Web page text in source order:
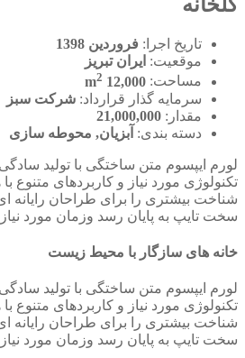
گلخانه
تاریخ اجرا: فروردین 1398
موقعیت: ایران تبریز
مساحت: 12,000 m
2
سرمایه گذار قرارداد: شرکت سبز
مقدار: 21,000,000
دسته بندی: آبزیان, محوطه سازی
لورم ایپسوم متن ساختگی با تولید
تکنولوژی مورد نیاز و کاربردهای
شناخت بیشتری را برای طراحان
سخت تایپ به پایان رسد وزمان مورد
خانه های سازگار با محیط زیست
لورم ایپسوم متن ساختگی با تولید
تکنولوژی مورد نیاز و کاربردهای
شناخت بیشتری را برای طراحان
سخت تایپ به پایان رسد وزمان مورد